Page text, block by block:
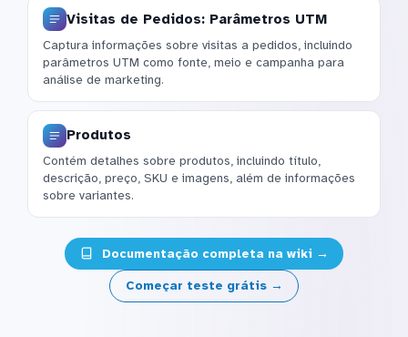
Visitas de Pedidos: Parâmetros UTM
Captura informações sobre visitas a pedidos, incluindo
parâmetros UTM como fonte, meio e campanha para
análise de marketing.
Produtos
Contém detalhes sobre produtos, incluindo título,
descrição, preço, SKU e imagens, além de informações
sobre variantes.
Documentação completa na wiki →
Começar teste grátis →